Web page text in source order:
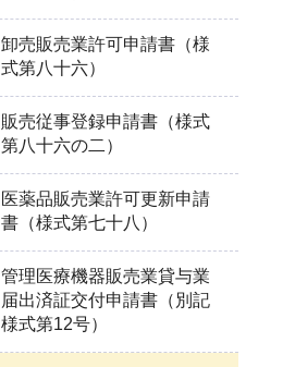
卸売販売業許可申請書（様
式第八十六）
販売従事登録申請書（様式
第八十六の二）
医薬品販売業許可更新申請
書（様式第七十八）
管理医療機器販売業貸与業
届出済証交付申請書（別記
様式第12号）